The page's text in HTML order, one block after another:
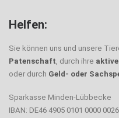
Helfen:
Sie können uns und unsere
Patenschaft, durch ihre
oder durch Geld- oder
Sparkasse Minden-Lübbecke
IBAN: DE46 4905 0101 0000